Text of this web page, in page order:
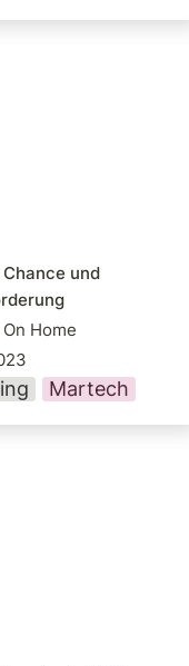
und
und
Home
Martech
die du 2021